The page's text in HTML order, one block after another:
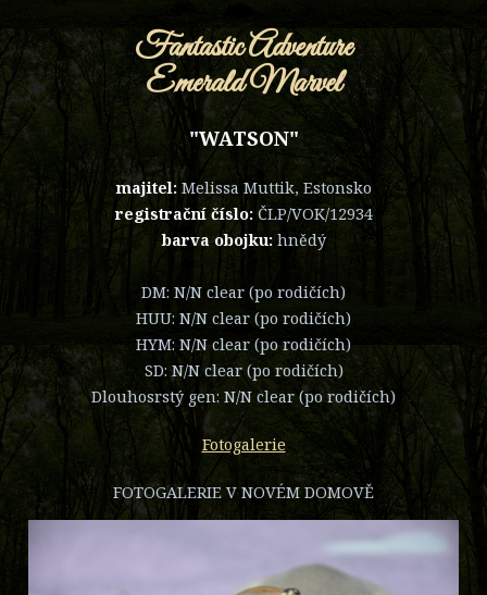
Fantastic Adventure
Emerald Marvel
"WATSON"
majitel: Melissa Muttik, Estonsko
registrační číslo: ČLP/VOK/12934
barva obojku:hnědý
DM: N/N clear (po rodičích)
HUU: N/N clear (po rodičích)
HYM: N/N clear (po rodičích)
SD: N/N clear (po rodičích)
Dlouhosrstý gen: N/N clear (po rodičích)
Fotogalerie
FOTOGALERIE V NOVÉM DOMOVĚ